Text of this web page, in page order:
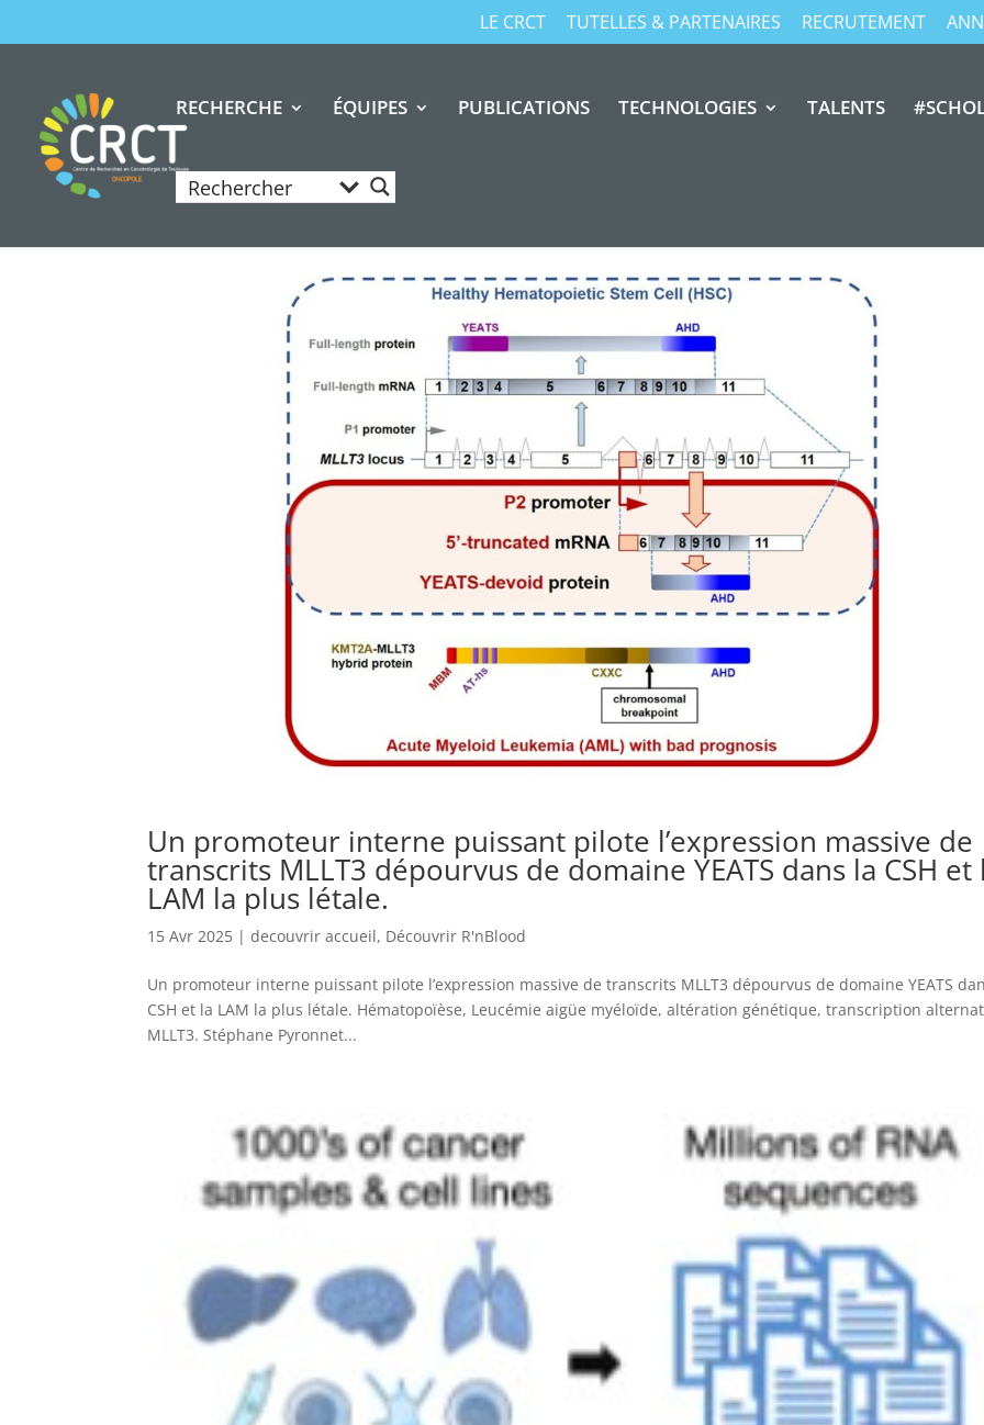
LE CRCT TUTELLES & PARTENAIRES RECRUTEMENT
RECHERCHE ÉQUIPES PUBLICATIONS TECHNOLOGIES TALENTS
Un promoteur interne puissant pilote l’expression massive de
transcrits MLLT3 dépourvus de domaine YEATS dans la CSH et
LAM la plus létale.
15 Avr 2025 |decouvrir accueil, Découvrir R'nBlood
Un promoteur interne puissant pilote l’expression massive de transcrits MLLT3 dépourvus de domaine YEATS
CSH et la LAM la plus létale. Hématopoïèse, Leucémie aigüe myéloïde, altération génétique, transcription
MLLT3. Stéphane Pyronnet...